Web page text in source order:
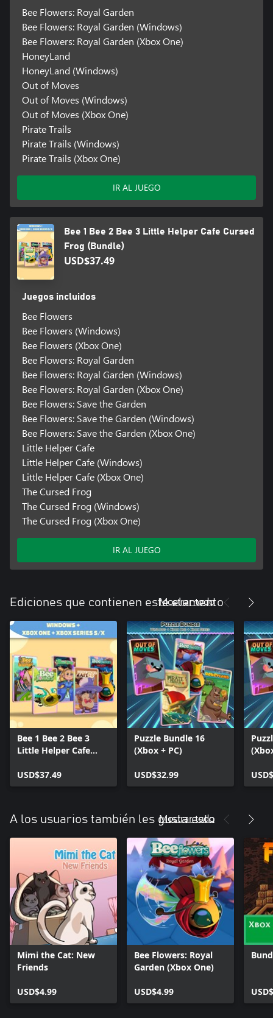
Bee Flowers: Royal Garden
Bee Flowers: Royal Garden (Windows)
Bee Flowers: Royal Garden (Xbox One)
HoneyLand
HoneyLand (Windows)
Out of Moves
Out of Moves (Windows)
Out of Moves (Xbox One)
Pirate Trails
Pirate Trails (Windows)
Pirate Trails (Xbox One)
IR AL JUEGO
Bee 1 Bee 2 Bee 3 Little Helper Cafe Cursed
Frog (Bundle)
USD$37.49
Juegos incluidos
Bee Flowers
Bee Flowers (Windows)
Bee Flowers (Xbox One)
Bee Flowers: Royal Garden
Bee Flowers: Royal Garden (Windows)
Bee Flowers: Royal Garden (Xbox One)
Bee Flowers: Save the Garden
Bee Flowers: Save the Garden (Windows)
Bee Flowers: Save the Garden (Xbox One)
Little Helper Cafe
Little Helper Cafe (Windows)
Little Helper Cafe (Xbox One)
The Cursed Frog
The Cursed Frog (Windows)
The Cursed Frog (Xbox One)
IR AL JUEGO
Ediciones que contienen este elemento
Mostrar todo
Bee 1 Bee 2 Bee 3
Little Helper Cafe
USD$37.49
Puzzle Bundle 16
(Xbox + PC)
USD$32.99
A los usuarios también les gusta esto
Mostrar todo
Mimi the Cat: New
Friends
USD$4.99
Bee Flowers: Royal
Garden (Xbox One)
USD$4.99